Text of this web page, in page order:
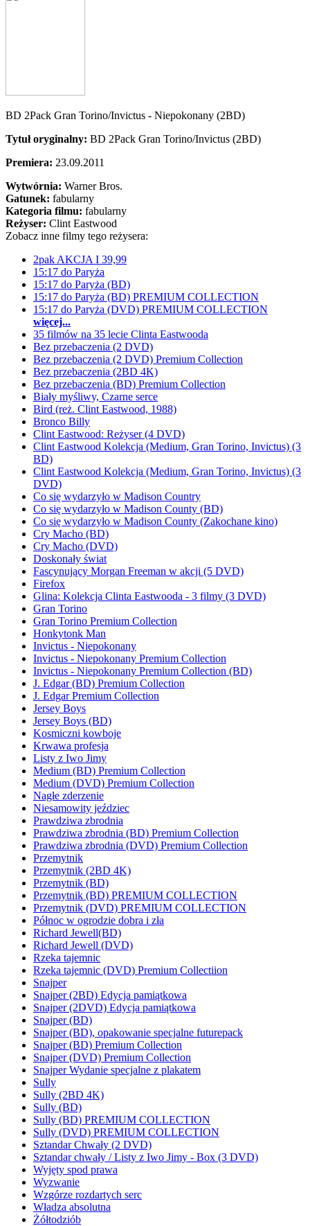
BD 2Pack Gran Torino/Invictus - Niepokonany (2BD)
Tytuł oryginalny: BD 2Pack Gran Torino/Invictus (2BD)
Premiera: 23.09.2011
Wytwórnia: Warner Bros.
Gatunek: fabularny
Kategoria filmu: fabularny
Reżyser: Clint Eastwood
Zobacz inne filmy tego reżysera:
2pak AKCJA I 39,99
15:17 do Paryża
15:17 do Paryża (BD)
15:17 do Paryża (BD) PREMIUM COLLECTION
15:17 do Paryża (DVD) PREMIUM COLLECTION
więcej...
35 filmów na 35 lecie Clinta Eastwooda
Bez przebaczenia (2 DVD)
Bez przebaczenia (2 DVD) Premium Collection
Bez przebaczenia (2BD 4K)
Bez przebaczenia (BD) Premium Collection
Biały myśliwy, Czarne serce
Bird (reż. Clint Eastwood, 1988)
Bronco Billy
Clint Eastwood: Reżyser (4 DVD)
Clint Eastwood Kolekcja (Medium, Gran Torino, Invictus) (3
BD)
Clint Eastwood Kolekcja (Medium, Gran Torino, Invictus) (3
DVD)
Co się wydarzyło w Madison Country
Co się wydarzyło w Madison County (BD)
Co się wydarzyło w Madison County (Zakochane kino)
Cry Macho (BD)
Cry Macho (DVD)
Doskonały świat
Fascynujący Morgan Freeman w akcji (5 DVD)
Firefox
Glina: Kolekcja Clinta Eastwooda - 3 filmy (3 DVD)
Gran Torino
Gran Torino Premium Collection
Honkytonk Man
Invictus - Niepokonany
Invictus - Niepokonany Premium Collection
Invictus - Niepokonany Premium Collection (BD)
J. Edgar (BD) Premium Collection
J. Edgar Premium Collection
Jersey Boys
Jersey Boys (BD)
Kosmiczni kowboje
Krwawa profesja
Listy z Iwo Jimy
Medium (BD) Premium Collection
Medium (DVD) Premium Collection
Nagłe zderzenie
Niesamowity jeździec
Prawdziwa zbrodnia
Prawdziwa zbrodnia (BD) Premium Collection
Prawdziwa zbrodnia (DVD) Premium Collection
Przemytnik
Przemytnik (2BD 4K)
Przemytnik (BD)
Przemytnik (BD) PREMIUM COLLECTION
Przemytnik (DVD) PREMIUM COLLECTION
Północ w ogrodzie dobra i zła
Richard Jewell(BD)
Richard Jewell (DVD)
Rzeka tajemnic
Rzeka tajemnic (DVD) Premium Collectiion
Snajper
Snajper (2BD) Edycja pamiątkowa
Snajper (2DVD) Edycja pamiątkowa
Snajper (BD)
Snajper (BD), opakowanie specjalne futurepack
Snajper (BD) Premium Collection
Snajper (DVD) Premium Collection
Snajper Wydanie specjalne z plakatem
Sully
Sully (2BD 4K)
Sully (BD)
Sully (BD) PREMIUM COLLECTION
Sully (DVD) PREMIUM COLLECTION
Sztandar Chwały (2 DVD)
Sztandar chwały / Listy z Iwo Jimy - Box (3 DVD)
Wyjęty spod prawa
Wyzwanie
Wzgórze rozdartych serc
Władza absolutna
Żółtodziób